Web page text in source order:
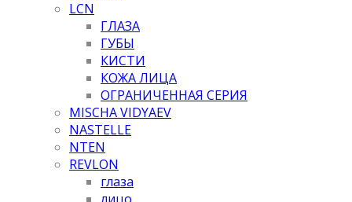
LCN
ГЛАЗА
ГУБЫ
КИСТИ
КОЖА ЛИЦА
ОГРАНИЧЕННАЯ СЕРИЯ
MISCHA VIDYAEV
NASTELLE
NTEN
REVLON
глаза